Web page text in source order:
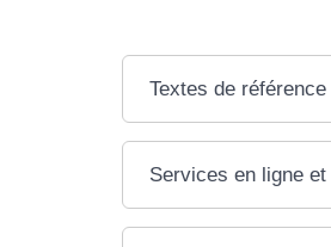
Textes de référence
Services en ligne